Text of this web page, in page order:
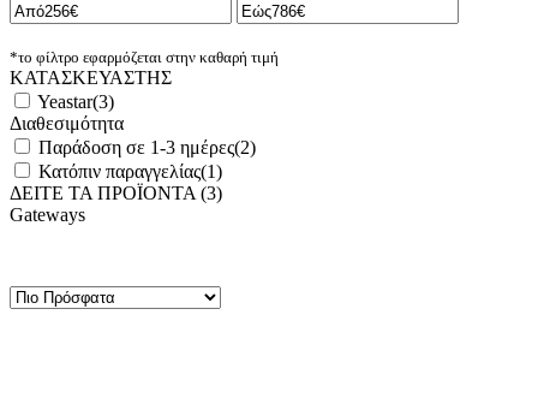
*το φίλτρο εφαρμόζεται στην καθαρή τιμή
ΚΑΤΑΣΚΕΥΑΣΤΗΣ
Yeastar(3)
Διαθεσιμότητα
Παράδοση σε 1-3 ημέρες(2)
Κατόπιν παραγγελίας(1)
ΔΕΙΤΕ ΤΑ ΠΡΟΪΟΝΤΑ (3)
Gateways